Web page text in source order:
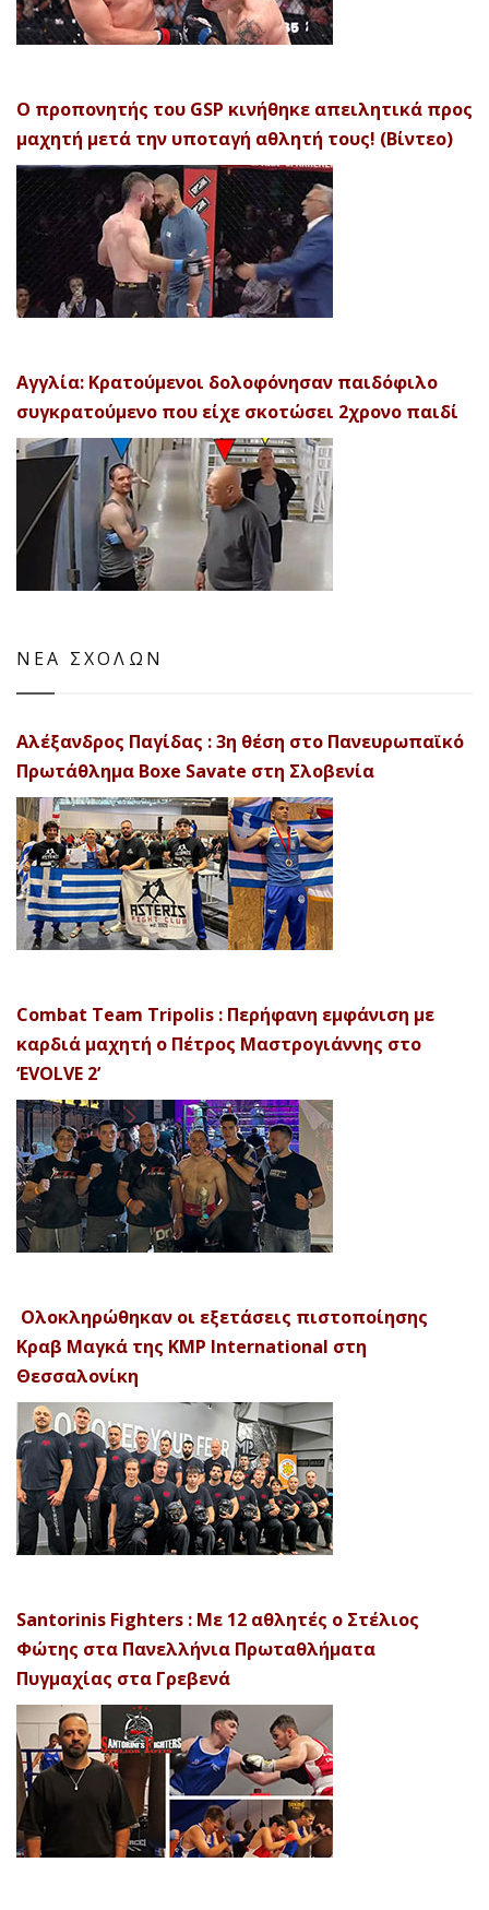
Ο προπονητής του GSP κινήθηκε απειλητικά προς
μαχητή μετά την υποταγή αθλητή τους! (Βίντεο)
Αγγλία: Κρατούμενοι δολοφόνησαν παιδόφιλο
συγκρατούμενο που είχε σκοτώσει 2χρονο παιδί
ΝΕΑ ΣΧΟΛΩΝ
Αλέξανδρος Παγίδας : 3η θέση στο Πανευρωπαϊκό
Πρωτάθλημα Boxe Savate στη Σλοβενία
Combat Team Tripolis : Περήφανη εμφάνιση με
καρδιά μαχητή ο Πέτρος Μαστρογιάννης στο
‘EVOLVE 2’
Ολοκληρώθηκαν οι εξετάσεις πιστοποίησης
Κραβ Μαγκά της KMP International στη
Θεσσαλονίκη
Santorinis Fighters : Με 12 αθλητές ο Στέλιος
Φώτης στα Πανελλήνια Πρωταθλήματα
Πυγμαχίας στα Γρεβενά